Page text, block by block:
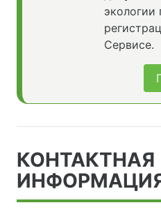
экологии
Сервисе.
КОНТАКТНАЯ